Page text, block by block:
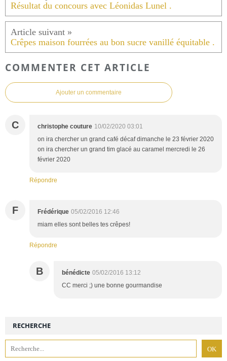
Résultat du concours avec Léonidas Lunel .
Crêpes maison fourrées au bon sucre vanillé équitable .
COMMENTER CET ARTICLE
Ajouter un commentaire
C christophe couture 10/02/2020 03:01
on ira chercher un grand café décaf dimanche le 23 février 2020
on ira chercher un grand tim glacé au caramel mercredi le 26
février 2020
Répondre
F Frédérique 05/02/2016 12:46
miam elles sont belles tes crêpes!
Répondre
B bénédicte 05/02/2016 13:12
CC merci ;) une bonne gourmandise
RECHERCHE